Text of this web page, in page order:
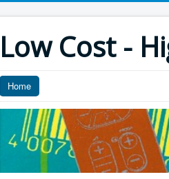
Low Cost -
Home